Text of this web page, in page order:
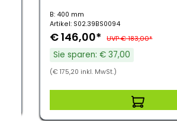
B: 400 mm
Artikel: S02.39BS0094
€ 146,00* UVP € 183,00*
Sie sparen: € 37,00
(€ 175,20 inkl. MwSt.)